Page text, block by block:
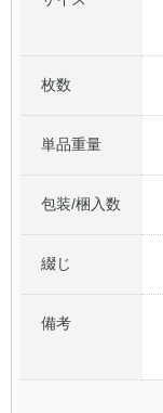
枚数
単品重量
包装/梱入数
綴じ
備考